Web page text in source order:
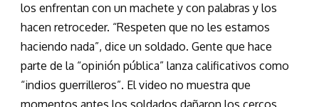
los enfrentan con un machete y con palabras y los
hacen retroceder. “Respeten que no les estamos
haciendo nada”, dice un soldado. Gente que hace
parte de la “opinión pública” lanza calificativos como
“indios guerrilleros”. El video no muestra que